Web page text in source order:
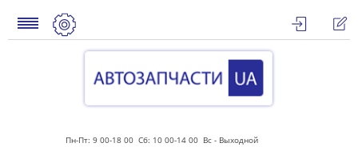
Пн-Пт: 9 00-18 00 Сб: 10 00-14 00 Вс - Выходной